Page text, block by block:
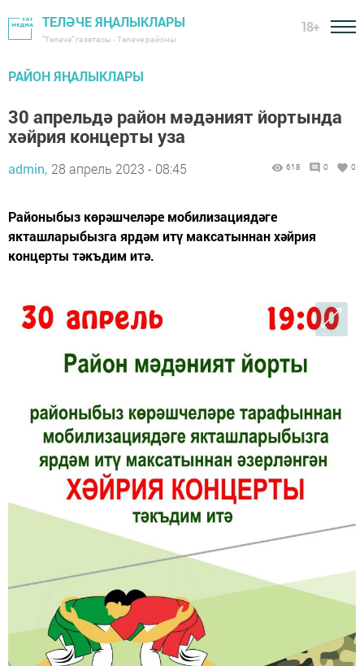
ТЕЛӘЧЕ ЯҢАЛЫКЛАРЫ
"Теләче" газетасы - Теләче районы
18+
РАЙОН ЯҢАЛЫКЛАРЫ
30 апрельдә район мәдәният йортында
хәйрия концерты уза
admin, 28 апрель 2023 - 08:45 618 0 0
Районыбыз көрәшчеләре мобилизациядәге
якташларыбызга ярдәм итү максатыннан хәйрия
концерты тәкъдим итә.